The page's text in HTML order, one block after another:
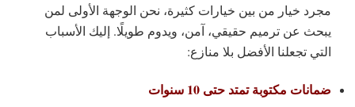
مجرد خيار من بين خيارات كثيرة، نحن الوجهة الأولى لمن
يبحث عن ترميم حقيقي، آمن، ويدوم طويلًا. إليك الأسباب
التي تجعلنا الأفضل بلا منازع:
ضمانات مكتوبة تمتد حتى 10 سنوات